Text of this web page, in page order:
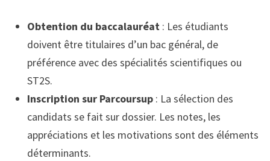
Obtention du baccalauréat: Les étudiants
doivent être titulaires d’un bac général, de
préférence avec des spécialités scientifiques ou
ST2S.
Inscription sur Parcoursup: La sélection des
candidats se fait sur dossier. Les notes, les
appréciations et les motivations sont des éléments
déterminants.